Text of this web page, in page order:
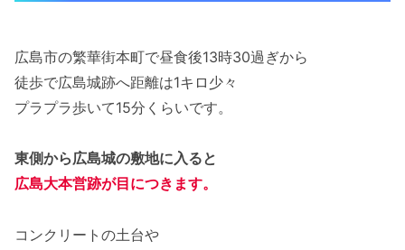
広島市の繁華街本町で昼食後13時30過ぎから
徒歩で広島城跡へ距離は1キロ少々
プラプラ歩いて15分くらいです。
東側から広島城の敷地に入ると
広島大本営跡が目につきます。
コンクリートの土台や